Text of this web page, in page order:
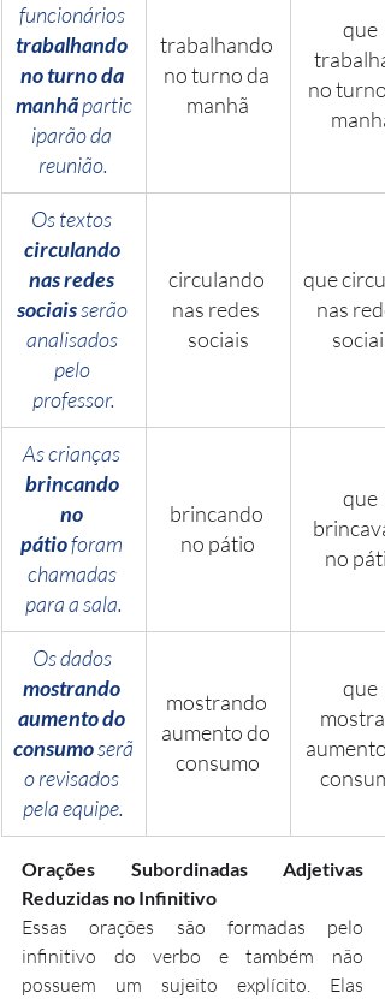
funcionários
trabalhando
no turno da
manhã partic
iparão da
reunião.
trabalhando
no turno da
manhã
que
no turno
manhã
Os textos
circulando
nas redes
sociais serão
analisados
pelo
professor.
circulando
nas redes
sociais
que
nas
sociais
As crianças
brincando
no
pátio foram
chamadas
para a sala.
brincando
no pátio
que
no pátio
Os dados
mostrando
aumento do
consumo serã
o revisados
pela equipe.
mostrando
aumento do
consumo
que
aumento
Orações Subordinadas Adjetivas
Reduzidas no Infinitivo
Essas orações são formadas pelo
infinitivo do verbo e também não
possuem um sujeito explícito. Elas